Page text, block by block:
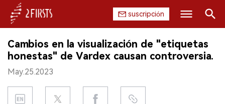
suscripción
INICIO
EMPRESA
PRODUCTO
Buscar
Cambios en la visualización de "etiquetas
honestas" de Vardex causan controversia.
May.25.2023